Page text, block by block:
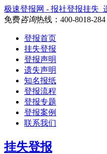
极速登报网 - 报社登报挂失_
免费咨询热线： 400-8018-284
登报首页
挂失登报
登报声明
遗失声明
知名报纸
登报流程
登报专题
登报案例
联系我们
挂失登报